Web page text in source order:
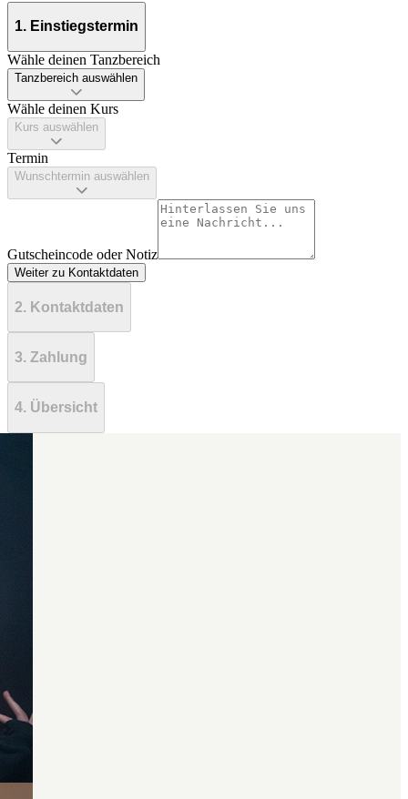
1. Einstiegstermin
Wähle deinen Tanzbereich
Tanzbereich auswählen
Wähle deinen Kurs
Kurs auswählen
Termin
Wunschtermin auswählen
Gutscheincode oder Notiz
Weiter zu Kontaktdaten
2. Kontaktdaten
3. Zahlung
4. Übersicht